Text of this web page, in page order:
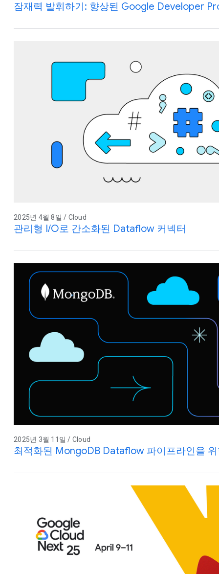
잠재력 발휘하기: 향상된 Google Developer
2025년 4월 8일 / Cloud
관리형 I/O로 간소화된 Dataflow 커넥터
2025년 3월 11일 / Cloud
최적화된 MongoDB Dataflow 파이프라인을